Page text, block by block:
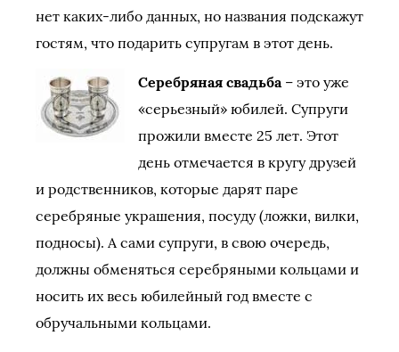
нет каких-либо данных, но названия подскажут
гостям, что подарить супругам в этот день.
Серебряная свадьба– это уже
«серьезный» юбилей. Супруги
прожили вместе 25 лет. Этот
день отмечается в кругу друзей
и родственников, которые дарят паре
серебряные украшения, посуду (ложки, вилки,
подносы). А сами супруги, в свою очередь,
должны обменяться серебряными кольцами и
носить их весь юбилейный год вместе с
обручальными кольцами.